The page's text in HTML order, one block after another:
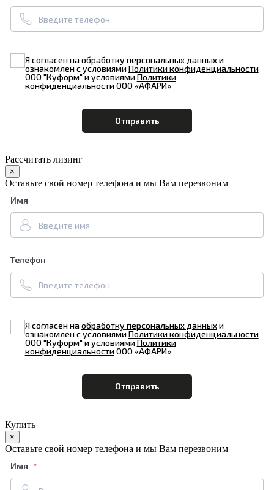
Я согласен наобработку персональных данныхи
ознакомлен с условиямиПолитики конфиденциальности
ООО "Куформ" и условиямиПолитики
конфиденциальностиООО «АФАРИ»
Рассчитать лизинг
×
Оставьте свой номер телефона и мы Вам перезвоним
Имя
Телефон
Я согласен наобработку персональных данныхи
ознакомлен с условиямиПолитики конфиденциальности
ООО "Куформ" и условиямиПолитики
конфиденциальностиООО «АФАРИ»
Купить
×
Оставьте свой номер телефона и мы Вам перезвоним
Имя